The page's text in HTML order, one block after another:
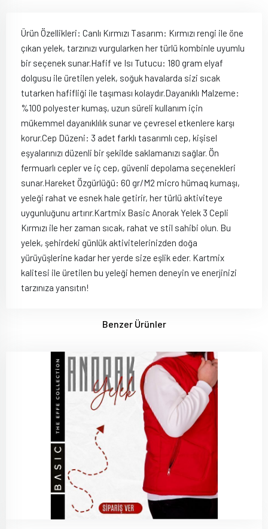
Ürün Özellikleri: Canlı Kırmızı Tasarım: Kırmızı rengi ile öne
çıkan yelek, tarzınızı vurgularken her türlü kombinle uyumlu
bir seçenek sunar.Hafif ve Isı Tutucu: 180 gram elyaf
dolgusu ile üretilen yelek, soğuk havalarda sizi sıcak
tutarken hafifliği ile taşıması kolaydır.Dayanıklı Malzeme:
%100 polyester kumaş, uzun süreli kullanım için
mükemmel dayanıklılık sunar ve çevresel etkenlere karşı
korur.Cep Düzeni: 3 adet farklı tasarımlı cep, kişisel
eşyalarınızı düzenli bir şekilde saklamanızı sağlar. Ön
fermuarlı cepler ve iç cep, güvenli depolama seçenekleri
sunar.Hareket Özgürlüğü: 60 gr/M2 micro hümaq kumaşı,
yeleği rahat ve esnek hale getirir, her türlü aktiviteye
uygunluğunu artırır.Kartmix Basic Anorak Yelek 3 Cepli
Kırmızı ile her zaman sıcak, rahat ve stil sahibi olun. Bu
yelek, şehirdeki günlük aktivitelerinizden doğa
yürüyüşlerine kadar her yerde size eşlik eder. Kartmix
kalitesi ile üretilen bu yeleği hemen deneyin ve enerjinizi
tarzınıza yansıtın!
Benzer Ürünler